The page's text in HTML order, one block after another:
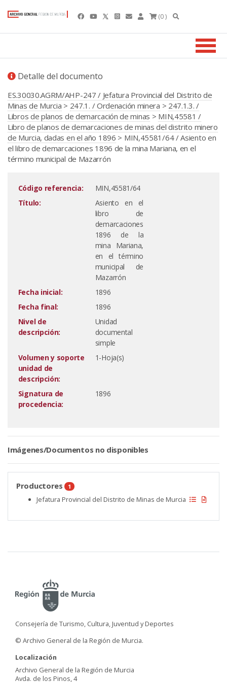
(0 )
Detalle del documento
ES.30030.AGRM/AHP-247 / Jefatura Provincial del Distrito de
Minas de Murcia > 247.1. / Ordenación minera > 247.1.3. /
Libros de planos de demarcación de minas > MIN,45581 /
Libro de planos de demarcaciones de minas del distrito minero
de Murcia, dadas en el año 1896 > MIN,45581/64 / Asiento en
el libro de demarcaciones 1896 de la mina Mariana, en el
término municipal de Mazarrón
Código referencia:
MIN,45581/64
Título:
Asiento en el
libro de
demarcaciones
1896 de la
mina Mariana,
en el término
municipal de
Mazarrón
Fecha inicial:
1896
Fecha final:
1896
Nivel de
descripción:
Unidad
documental
simple
Volumen y soporte
unidad de
descripción:
1-Hoja(s)
Signatura de
procedencia:
1896
Imágenes/Documentos no disponibles
Productores 1
Jefatura Provincial del Distrito de Minas de Murcia
Consejería de Turismo, Cultura, Juventud y Deportes
© Archivo General de la Región de Murcia.
Localización
Archivo General de la Región de Murcia
Avda. de los Pinos, 4